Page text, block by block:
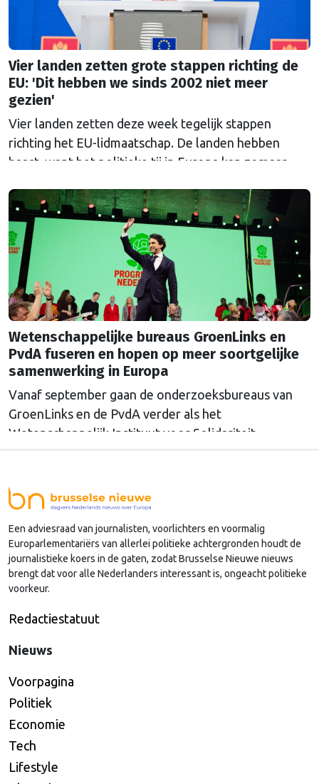
Vier landen zetten grote stappen richting de
EU: 'Dit hebben we sinds 2002 niet meer
gezien'
Vier landen zetten deze week tegelijk stappen
richting het EU-lidmaatschap. De landen hebben
haast, want het politieke tij in Europa kan zomaar
Wetenschappelijke bureaus GroenLinks en
PvdA fuseren en hopen op meer soortgelijke
samenwerking in Europa
Vanaf september gaan de onderzoeksbureaus van
GroenLinks en de PvdA verder als het
Wetenschappelijk Instituut voor Solidariteit.
ineenslaan. "Er zullen nog wel een aantal ego's over
hun schaduw heen moeten springen", zegt zij.
Een adviesraad van journalisten, voorlichters en voormalig
Europarlementariërs van allerlei politieke achtergronden houdt de
journalistieke koers in de gaten, zodat Brusselse Nieuwe nieuws
brengt dat voor alle Nederlanders interessant is, ongeacht politieke
voorkeur.
Redactiestatuut
Nieuws
Voorpagina
Politiek
Economie
Tech
Lifestyle